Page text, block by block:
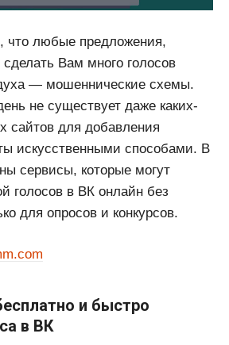
что любые предложения,
Вам много голосов
— мошеннические схемы.
не существует даже каких-
сайтов для добавления
искусственными способами. В
сервисы, которые могут
голосов в ВК онлайн без
для опросов и конкурсов.
и быстро
в ВК